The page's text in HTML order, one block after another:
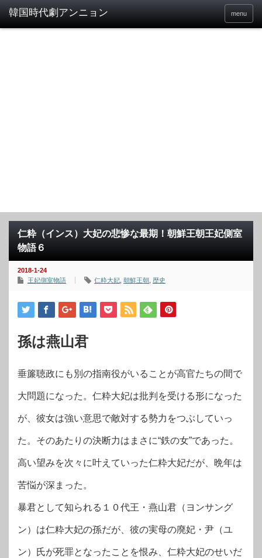
menu
仁粋（インス）大妃の悲惨な最期！朝鮮王朝王妃側室
物語６
2018-1-24
王妃側室物語
仁粋大妃 朝鮮王朝 歴史
孫は燕山君
垂簾聴政にも別の指南役がいることが高官たちの間で
大問題になった。仁粋大妃は批判を受ける形になった
が、彼女は強い意思で敵対する勢力をつぶしていっ
た。そのあたりの決断力はまさに“鉄の女”であった。
高い望みを次々に叶えていった仁粋大妃だが、晩年は
苦悩が深まった。
暴君として知られる１０代王・燕山君（ヨンサング
ン）は仁粋大妃の孫だが、彼の実母の廃妃・尹（ユ
ン）氏が死罪となったことを恨み、仁粋大妃のせいだ